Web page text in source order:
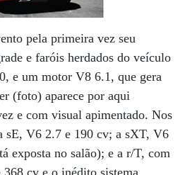
pela primeira vez seu
e faróis herdados do veículo
e um motor V8 6.1, que gera
(foto) aparece por aqui
e com visual apimentado. Nos
sE, V6 2.7 e 190 cv; a sXT, V6
exposta no salão); e a r/T, com